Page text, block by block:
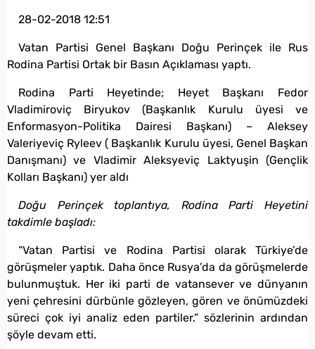
28-02-2018 12:51
Vatan Partisi Genel Başkanı Doğu Perinçek ile Rus
Rodina Partisi Ortak bir Basın Açıklaması yaptı.
Rodina Parti Heyetinde; Heyet Başkanı Fedor
Vladimiroviç Biryukov (Başkanlık Kurulu üyesi ve
Enformasyon-Politika Dairesi Başkanı) – Aleksey
Valeriyeviç Ryleev ( Başkanlık Kurulu üyesi, Genel Başkan
Danışmanı) ve Vladimir Aleksyeviç Laktyuşin (Gençlik
Kolları Başkanı) yer aldı
Doğu Perinçek toplantıya, Rodina Parti Heyetini
takdimle başladı:
“Vatan Partisi ve Rodina Partisi olarak Türkiye’de
görüşmeler yaptık. Daha önce Rusya’da da görüşmelerde
bulunmuştuk. Her iki parti de vatansever ve dünyanın
yeni çehresini dürbünle gözleyen, gören ve önümüzdeki
süreci çok iyi analiz eden partiler.” sözlerinin ardından
şöyle devam etti.